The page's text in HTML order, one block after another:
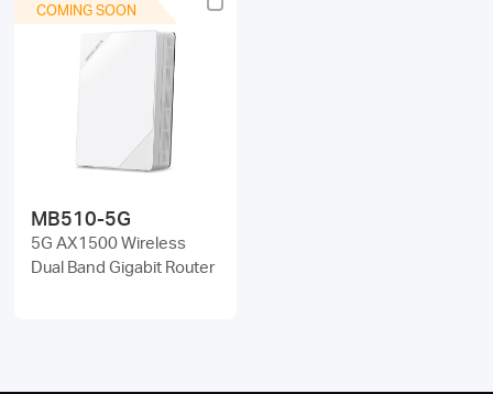
COMING SOON
MB510-5G
5G AX1500 Wireless
Dual Band Gigabit Router